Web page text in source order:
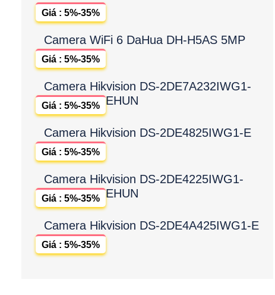
Giá : 5%-35%
Camera WiFi 6 DaHua DH-H5AS 5MP
Giá : 5%-35%
Camera Hikvision DS-2DE7A232IWG1-
EHUN
Giá : 5%-35%
Camera Hikvision DS-2DE4825IWG1-E
Giá : 5%-35%
Camera Hikvision DS-2DE4225IWG1-
EHUN
Giá : 5%-35%
Camera Hikvision DS-2DE4A425IWG1-E
Giá : 5%-35%